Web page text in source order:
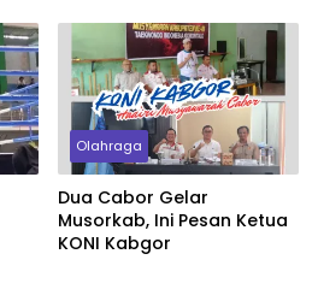
Olahraga
Dua Cabor Gelar
Musorkab, Ini Pesan Ketua
KONI Kabgor